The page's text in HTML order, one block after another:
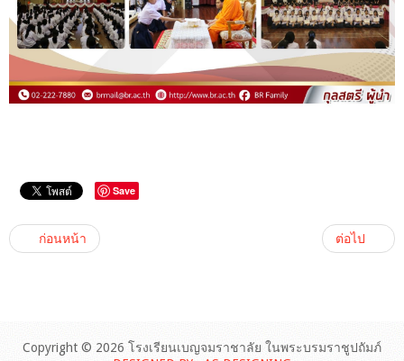
Save
ก่อนหน้า ต่อไป
Copyright © 2026 โรงเรียนเบญจมราชาลัย ในพระบรมราชูปถัมภ์